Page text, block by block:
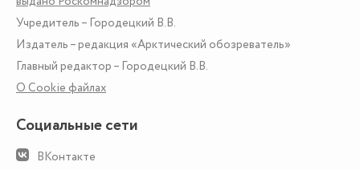
Учредитель – Городецкий В.В.
Издатель – редакция «Арктический обозреватель»
Главный редактор – Городецкий В.В.
О Сookie файлах
Социальные сети
ВКонтакте